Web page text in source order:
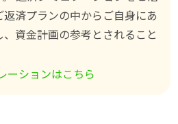
済プランの中からご自身にあ
資金計画の参考とされること
ーションはこちら